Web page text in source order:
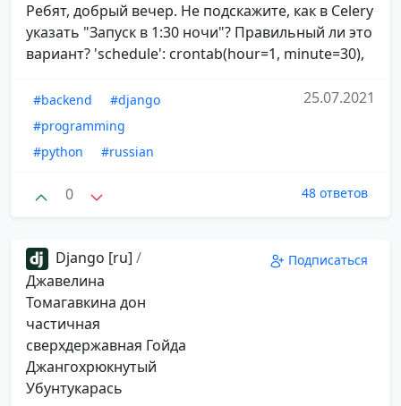
Ребят, добрый вечер. Не подскажите, как в Celery
указать "Запуск в 1:30 ночи"? Правильный ли это
вариант? 'schedule': crontab(hour=1, minute=30),
#backend
#django
#programming
#python
#russian
25.07.2021
0 48 ответов
Django [ru] /
Джавелина
Томагавкина дон
частичная
сверхдержавная Гойда
Джангохрюкнутый
Убунтукарась
Подписаться